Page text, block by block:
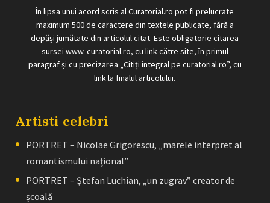
În lipsa unui acord scris al Curatorial.ro pot fi prelucrate
maximum 500 de caractere din textele publicate, fără a
depăși jumătate din articolul citat. Este obligatorie citarea
sursei www. curatorial.ro, cu link către site, în primul
paragraf și cu precizarea „Citiți integral pe curatorial.ro”, cu
link la finalul articolului.
Artisti celebri
PORTRET – Nicolae Grigorescu, „marele interpret al
romantismului naţional”
PORTRET – Ştefan Luchian, „un zugrav” creator de
școală